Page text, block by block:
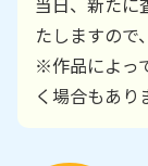
たしますので
※作品によっ
く場合もあり